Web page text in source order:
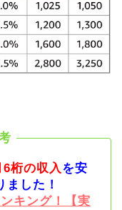
6桁の収入を安
した！
キング！【実